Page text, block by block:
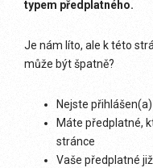
typem předplatného.
Je nám líto, ale k této
může být špatně?
Nejste přihlášen(a)
Máte předplatné,
stránce
Vaše předplatné